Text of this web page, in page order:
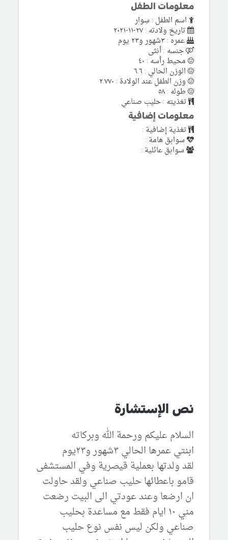
معلومات الطفل
اسم الطفل : سِوار
تاريخ ولادته : ٢٧-١١-٢٠٢١
عمره : ٣شهور و٢٣ يوم
جنسه : أنثى
محيط رأسه : ٤٠
الوزن الحالي : ٦.٦
وزن الطفل عند الولادة : ٢.٧٧٠
طوله : ٥٨
تغذيته : حليب صناعي
معلومات إضافية
تغذية إضافية :
سوابق هامة :
سوابق عائلية :
نص الإستشارة
السلام عليكم ورحمة الله وبركاته
ابنتي عمرها الحالي ٣شهور و٢٣يوم
لقد ولدتها بعملية قيصرية وفي المستشفى
قامو باعطائها حليب صناعي ولقد حاولت
ان ارضعا وعند عودتي الى البيت رضعت
مني ١٠ ايام فقط مع مساعدة بحليب
صناعي ولكن ليس نفس نوع حليب